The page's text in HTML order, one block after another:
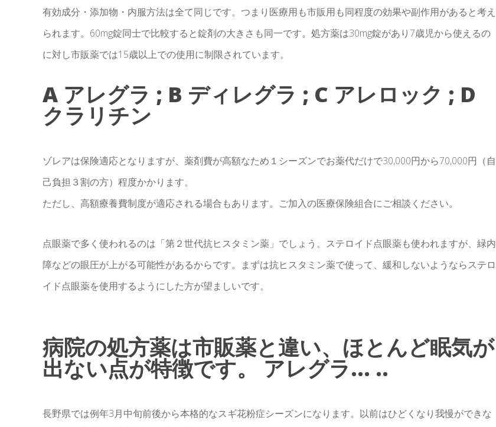
有効成分・添加物・内服方法は全て同じです。つまり医療用も市販用も同程度の効果や副作用があると考え
られます。60mg錠同士で比較すると錠剤の大きさも同一です。処方薬は30mg錠があり7歳児から使えるの
に対し市販薬では15歳以上での使用に制限されています。
A アレグラ ; B ディレグラ ; C アレロック ; D
クラリチン
ゾレアは保険適応となりますが、薬剤費が高額なため１シーズンでお薬代だけで30,000円から70,000円（自
己負担３割の方）程度かかります。
ただし、高額療養費制度が適応される場合もあります。ご加入の医療保険組合にご相談ください。
点眼薬で多く使われるのは「第２世代抗ヒスタミン薬」でしょう。ステロイド点眼薬も使われますが、緑内
障などの眼圧が上がる可能性があるからです。まずは抗ヒスタミン薬で使って、緩和しないようならステロ
イド点眼薬を使用するようにした方が望ましいです。
病院の処方薬は市販薬と違い、ほとんど眠気が
出ない点が特徴です。 アレグラ… ..
長野県では例年3月中旬前後から本格的なスギ花粉症シーズンになります。以前はひどくなり我慢ができな